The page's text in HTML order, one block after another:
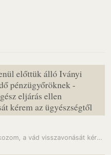
előttük álló Iványi
pénzügyőröknek -
eljárás ellen
kérem az ügyészségtől
“Az egész eljárás ellen tiltakozom, a vád visszavonását kérem” -…